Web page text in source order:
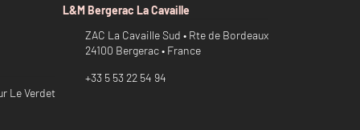
Le Verdet
L&M Bergerac La Cavaille
ZAC La Cavaille Sud • Rte de Bordeaux
24100 Bergerac • France
+33 5 53 22 54 94